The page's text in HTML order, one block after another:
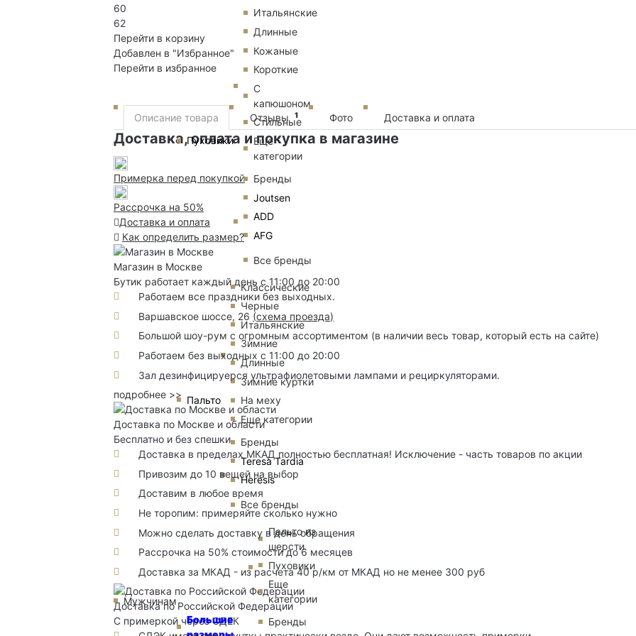
Мужчинам
Пуховики
Итальянские
Длинные
Кожаные
Короткие
С
капюшоном
Стильные
Еще
категории
Бренды
Joutsen
ADD
AFG
Все бренды
Пальто
Классические
Черные
Итальянские
Зимние
Длинные
Зимние куртки
На меху
Еще категории
Бренды
Teresa Tardia
Heresis
Все бренды
Большие
Пальто из
шерсти
Пуховики
Еще
категории
Бренды
60
62
Перейти в корзину
Добавлен в "Избранное"
Перейти в избранное
Описание товара Отзывы 1 Фото Доставка и оплата
Доставка, оплата и покупка в магазине
Примерка перед покупкой
Рассрочка на 50%
Доставка и оплата
Как определить размер?
Магазин в Москве
Бутик работает каждый день с 11:00 до 20:00
Работаем все праздники без выходных.
Варшавское шоссе, 26 (схема проезда)
Большой шоу-рум с огромным ассортиментом (в наличии весь товар, который есть на сайте)
Работаем без выходных с 11:00 до 20:00
Зал дезинфицируерся ультрафиолетовыми лампами и рециркуляторами.
подробнее >>
Доставка по Москве и области
Бесплатно и без спешки
Доставка в пределах МКАД полностью бесплатная! Исключение - часть товаров по акции
Привозим до 10 вещей на выбор
Доставим в любое время
Не торопим: примеряйте сколько нужно
Можно сделать доставку в день обращения
Рассрочка на 50% стоимости до 6 месяцев
Доставка за МКАД - из расчета 40 р/км от МКАД но не менее 300 руб
Доставка по Российской Федерации
С примеркой через СДЕК